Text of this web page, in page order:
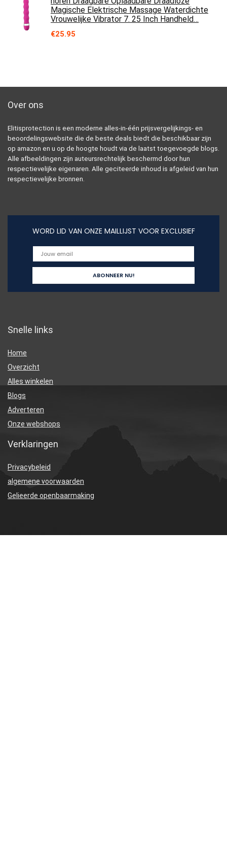
Magische Elektrische Massage Waterdichte
Vrouwelijke Vibrator 7. 25 Inch Handheld…
€25.95
Over ons
Elitisprotection is een moderne alles-in-één prijsvergelijkings- en
beoordelingswebsite die de beste deals biedt die beschikbaar zijn
op amazon en u op de hoogte houdt via de laatst toegevoegde blogs.
Alle afbeeldingen zijn auteursrechtelijk beschermd door hun
respectievelijke eigenaren. Alle geciteerde inhoud is afgeleid van hun
respectievelijke bronnen.
WORD LID VAN ONZE MAILLIJST VOOR EXCLUSIEF
Snelle links
Home
Overzicht
Alles winkelen
Blogs
Adverteren
Onze webshops
Verklaringen
Privacybeleid
algemene voorwaarden
Gelieerde openbaarmaking